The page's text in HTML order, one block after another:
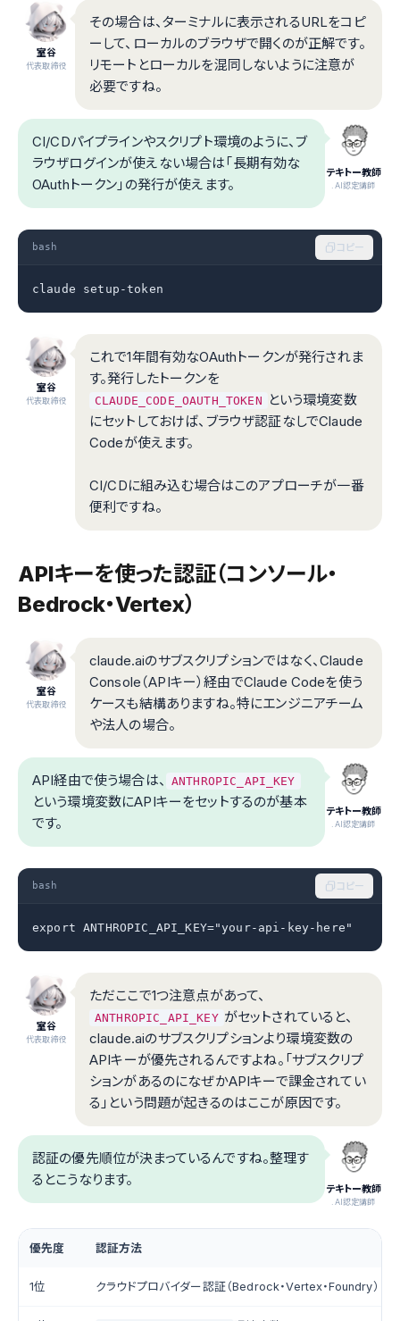
室谷
代表取締役
その場合は、ターミナルに表示されるURLをコピ
ーして、ローカルのブラウザで開くのが正解です。
リモートとローカルを混同しないように注意が
必要ですね。
テキトー教師
.AI認定講師
CI/CDパイプラインやスクリプト環境のように、ブ
ラウザログインが使えない場合は「長期有効な
OAuthトークン」の発行が使えます。
bash コピー
claude setup-token
室谷
代表取締役
これで1年間有効なOAuthトークンが発行されま
す。発行したトークンを
CLAUDE_CODE_OAUTH_TOKEN
という環境変数
にセットしておけば、ブラウザ認証なしでClaude
Codeが使えます。
CI/CDに組み込む場合はこのアプローチが一番
便利ですね。
APIキーを使った認証（コンソール・
Bedrock・Vertex）
室谷
代表取締役
claude.aiのサブスクリプションではなく、Claude
Console（APIキー）経由でClaude Codeを使う
ケースも結構ありますね。特にエンジニアチーム
や法人の場合。
テキトー教師
.AI認定講師
API経由で使う場合は、 ANTHROPIC_API_KEY
という環境変数にAPIキーをセットするのが基本
です。
bash コピー
export ANTHROPIC_API_KEY="your-api-key-here"
室谷
代表取締役
ただここで1つ注意点があって、
ANTHROPIC_API_KEY がセットされていると、
claude.aiのサブスクリプションより環境変数の
APIキーが優先されるんですよね。「サブスクリプ
ションがあるのになぜかAPIキーで課金されてい
る」という問題が起きるのはここが原因です。
テキトー教師
.AI認定講師
認証の優先順位が決まっているんですね。整理す
るとこうなります。
優先度 認証方法
1位 クラウドプロバイダー認証（Bedrock・Vertex・Foundry）